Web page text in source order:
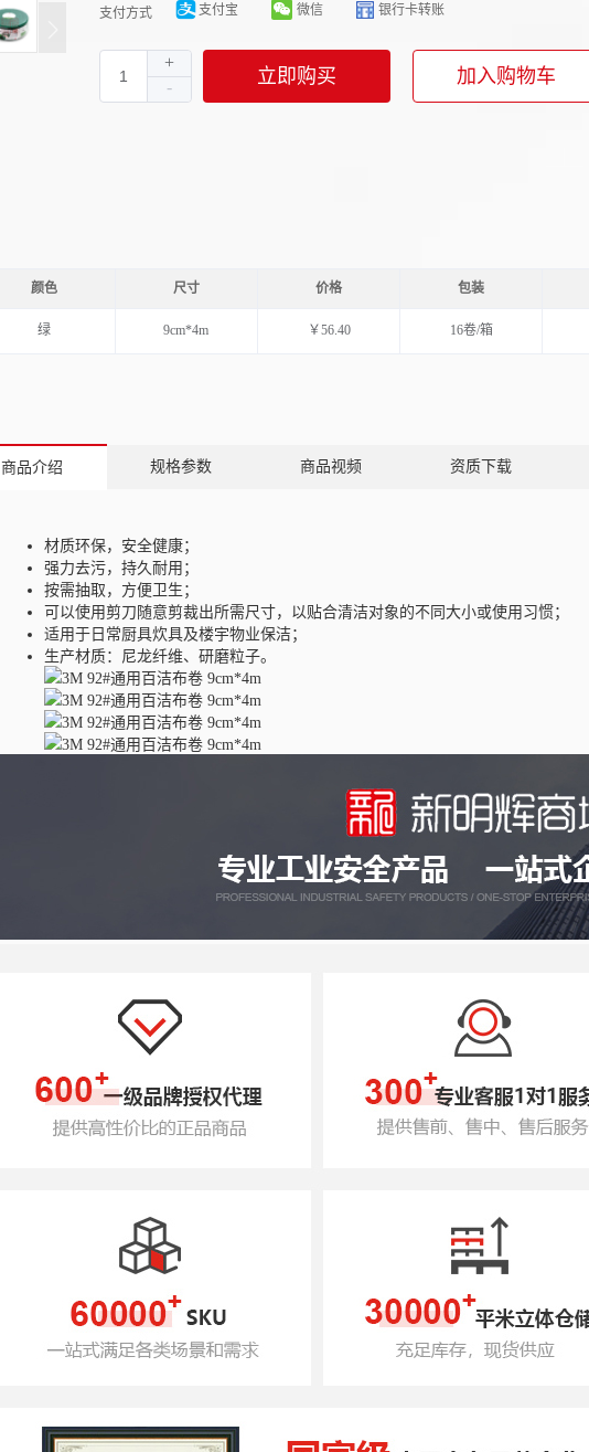
支付方式 支付宝 微信 银行卡转账
立即购买 加入购物车
颜色 尺寸 价格 包装
绿 9cm*4m ￥56.40 16卷/箱
商品介绍 规格参数 商品视频 资质下载
材质环保，安全健康；
强力去污，持久耐用；
按需抽取，方便卫生；
可以使用剪刀随意剪裁出所需尺寸，以贴合清洁对象的不同大小或使用习惯；
适用于日常厨具炊具及楼宇物业保洁；
生产材质：尼龙纤维、研磨粒子。